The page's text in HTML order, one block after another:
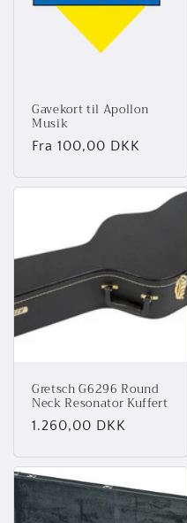
:
Gavekort til Apollon
Musik
Normalpris
Fra 100,00 DKK
Gretsch G6296 Round
Neck Resonator Kuffert
Normalpris
1.260,00 DKK